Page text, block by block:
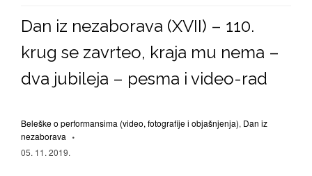
Dan iz nezaborava (XVII) – 110.
krug se zavrteo, kraja mu nema –
dva jubileja – pesma i video-rad
Beleške o performansima (video, fotografije i objašnjenja), Dan iz
nezaborava
05. 11. 2019.